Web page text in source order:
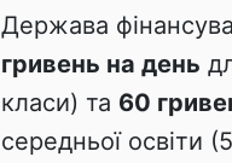
Держава
гривень на день
класи) та 60
середньої освіти